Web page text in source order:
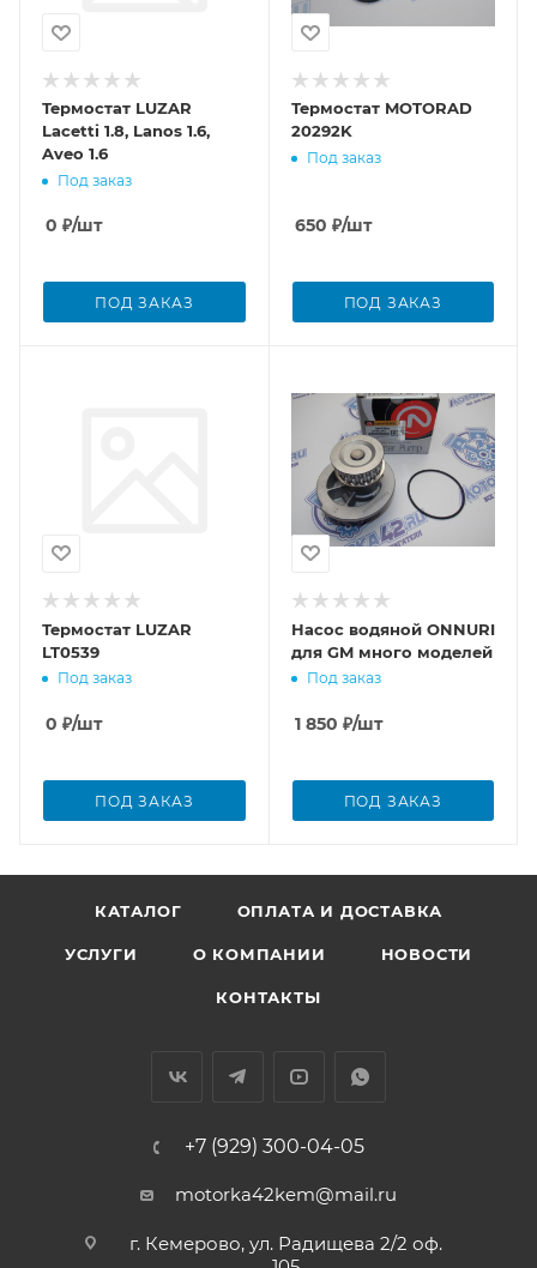
Термостат LUZAR
Lacetti 1.8, Lanos 1.6,
Aveo 1.6
Под заказ
0 ₽/шт
ПОД ЗАКАЗ
Термостат MOTORAD
20292K
Под заказ
650 ₽/шт
ПОД ЗАКАЗ
Термостат LUZAR
LT0539
Под заказ
0 ₽/шт
ПОД ЗАКАЗ
Насос водяной ONNURI
для GM много моделей
Под заказ
1 850 ₽/шт
ПОД ЗАКАЗ
КАТАЛОГ ОПЛАТА И ДОСТАВКА
УСЛУГИ О КОМПАНИИ НОВОСТИ
КОНТАКТЫ
+7 (929) 300-04-05
motorka42kem@mail.ru
г. Кемерово, ул. Радищева 2/2 оф.